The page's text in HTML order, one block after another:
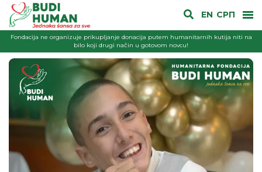
EN СРП
Fondacija ne organizuje prikupljanje donacija putem humanitarnih kutija niti na
bilo koji drugi način u gotovom novcu!